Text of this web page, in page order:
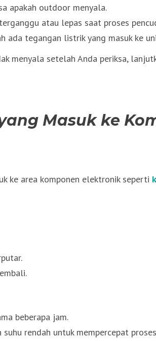
apakah outdoor menyala.
atau lepas saat proses
ada tegangan listrik yang masuk ke
menyala setelah Anda periksa,
Masuk ke
ke area komponen elektronik seperti
beberapa jam.
rendah untuk mempercepat